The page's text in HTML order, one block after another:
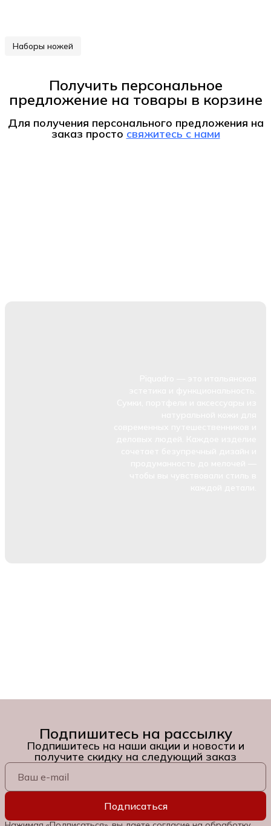
Наборы ножей
Получить персональное
предложение на товары в корзине
Для получения персонального предложения на
заказ просто свяжитесь с нами
Подпишитесь на рассылку
Подпишитесь на наши акции и новости и
получите скидку на следующий заказ
Подписаться